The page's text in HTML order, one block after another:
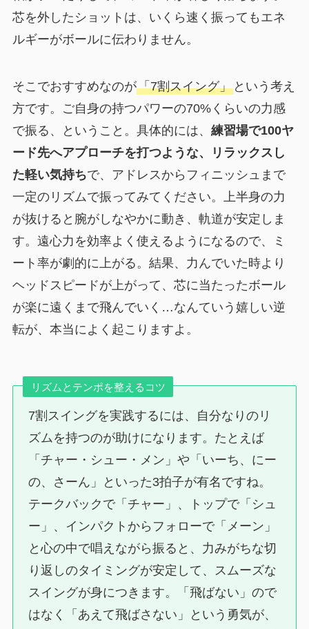
芯を外したショットは、いくら速く振ってもエネ
ルギーがボールに伝わりません。
そこでおすすめなのが「7割スイング」という考え
方です。ご自身の持つパワーの70%くらいの力感
で振る、ということ。具体的には、 練習場で100ヤ
ード先へアプローチを打つような、リラックスし
た軽い気持ちで、アドレスからフィニッシュまで
一定のリズムで振ってみてください。上半身の力
が抜けると腕がしなやかに動き、軌道が安定しま
す。遠心力を効率よく使えるようになるので、ミ
ート率が劇的に上がる。結果、力んでいた時より
ヘッドスピードが上がって、芯に当たったボール
が楽に遠くまで飛んでいく…なんていう嬉しい逆
転が、本当によく起こりますよ。
リズムとテンポを整えるコツ
7割スイングを実践するには、自分なりのリ
ズムを持つのが助けになります。たとえば
「チャー・シュー・メン」や「いーち、にー
の、さーん」といった3拍子が有名ですね。
テークバックで「チャー」、トップで「シュ
ー」、インパクトからフォローで「メーン」
と心の中で唱えながら振ると、力みがちな切
り返しのタイミングが安定して、スムーズな
スイングが身につきます。「飛ばない」ので
はなく「あえて飛ばさない」という勇気が、